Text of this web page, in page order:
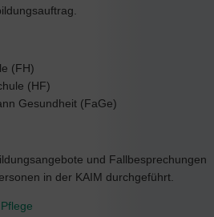
(FH)
(HF)
Gesundheit (FaGe)
und Fallbesprechungen
in der KAIM durchgeführt.